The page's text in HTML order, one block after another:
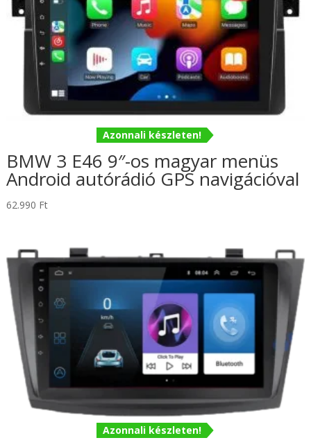
Azonnali készleten!
BMW 3 E46 9″-os magyar menüs
Android autórádió GPS navigációval
62.990 Ft
Azonnali készleten!